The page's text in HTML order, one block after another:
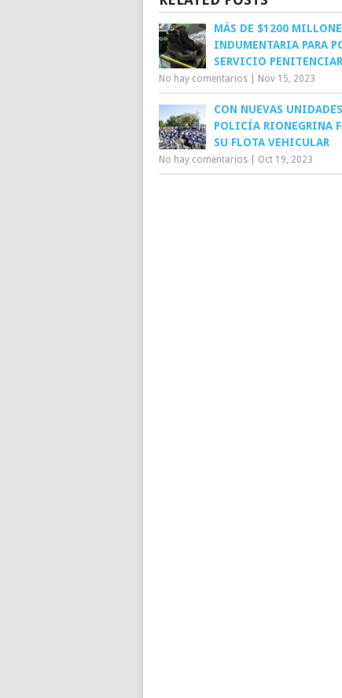
MÁS DE $1200
INDUMENTARIA PARA
SERVICIO
No hay comentarios Nov 15, 2023
CON NUEVAS
POLICÍA RIONEGRINA
SU FLOTA VEHICULAR
No hay comentarios Oct 19, 2023